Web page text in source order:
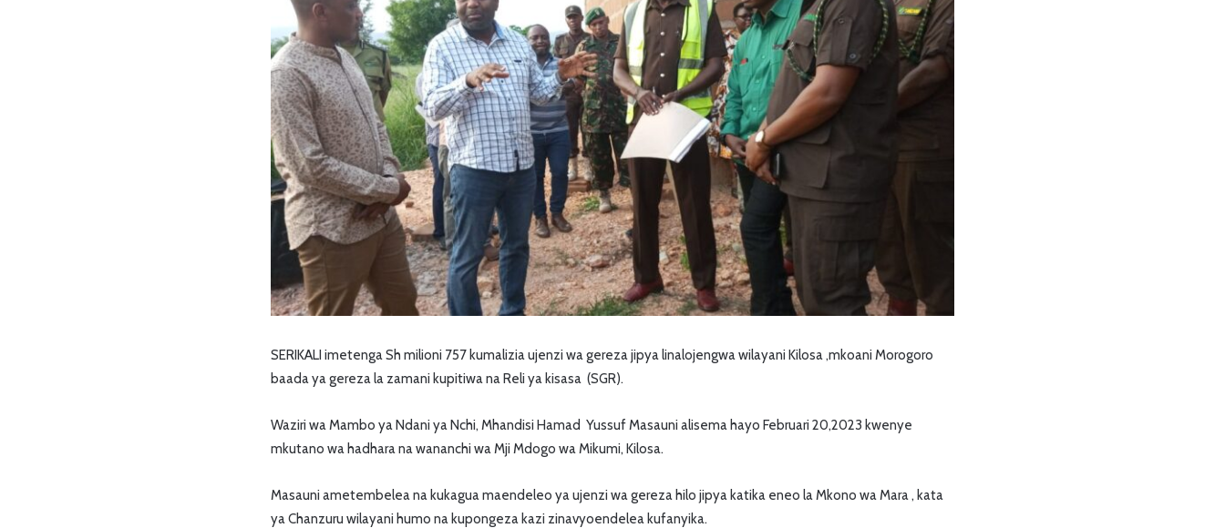
SERIKALI imetenga Sh milioni 757 kumalizia ujenzi wa gereza jipya linalojengwa wilayani Kilosa ,mkoani Morogoro
baada ya gereza la zamani kupitiwa na Reli ya kisasa (SGR).
Waziri wa Mambo ya Ndani ya Nchi, Mhandisi Hamad Yussuf Masauni alisema hayo Februari 20,2023 kwenye
mkutano wa hadhara na wananchi wa Mji Mdogo wa Mikumi, Kilosa.
Masauni ametembelea na kukagua maendeleo ya ujenzi wa gereza hilo jipya katika eneo la Mkono wa Mara , kata
ya Chanzuru wilayani humo na kupongeza kazi zinavyoendelea kufanyika.